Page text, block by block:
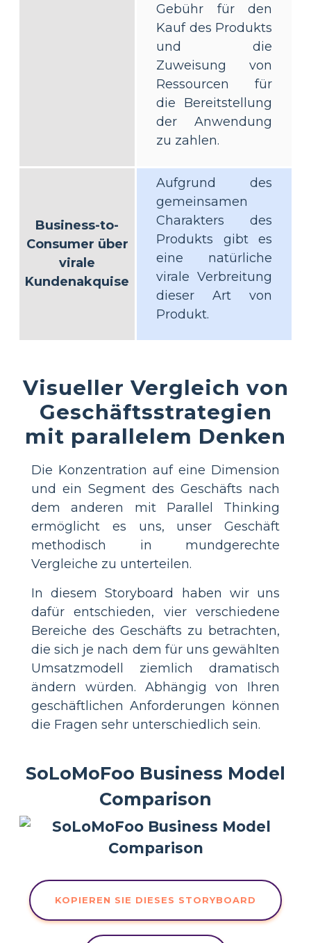
Gebühr für den
Kauf des Produkts
und die
Zuweisung von
Ressourcen für
die Bereitstellung
der Anwendung
zu zahlen.
Business-to-
Consumer über
virale
Kundenakquise
Aufgrund des
gemeinsamen
Charakters des
Produkts gibt es
eine natürliche
virale Verbreitung
dieser Art von
Produkt.
Visueller Vergleich von
Geschäftsstrategien
mit parallelem Denken
Die Konzentration auf eine Dimension
und ein Segment des Geschäfts nach
dem anderen mit Parallel Thinking
ermöglicht es uns, unser Geschäft
methodisch in mundgerechte
Vergleiche zu unterteilen.
In diesem Storyboard haben wir uns
dafür entschieden, vier verschiedene
Bereiche des Geschäfts zu betrachten,
die sich je nach dem für uns gewählten
Umsatzmodell ziemlich dramatisch
ändern würden. Abhängig von Ihren
geschäftlichen Anforderungen können
die Fragen sehr unterschiedlich sein.
SoLoMoFoo Business Model
Comparison
KOPIEREN SIE DIESES STORYBOARD